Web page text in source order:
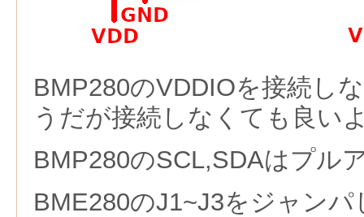
BMP280のVDDIOを接続し
うだが接続しなくても良い
BMP280のSCL,SDAはプル
BME280のJ1~J3をジャン